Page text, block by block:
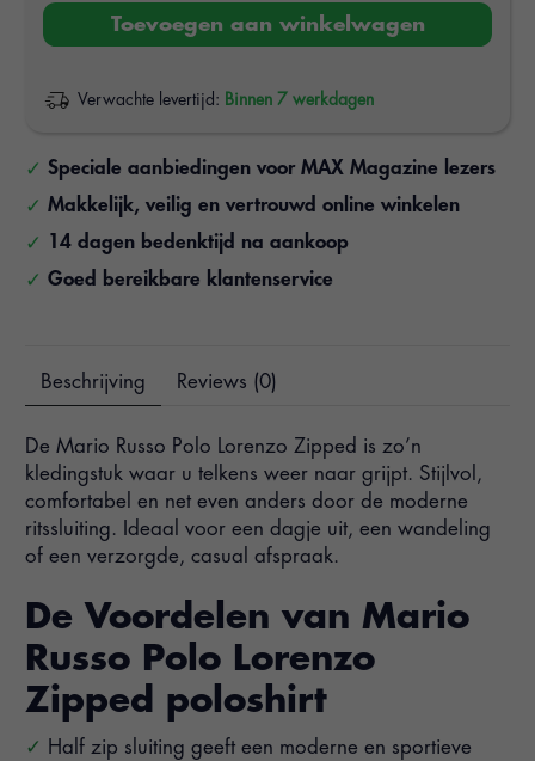
Toevoegen aan winkelwagen
Verwachte levertijd: Binnen 7 werkdagen
Speciale aanbiedingen voor MAX Magazine lezers
Makkelijk, veilig en vertrouwd online winkelen
14 dagen bedenktijd na aankoop
Goed bereikbare klantenservice
Beschrijving Reviews (0)
De Mario Russo Polo Lorenzo Zipped is zo’n
kledingstuk waar u telkens weer naar grijpt. Stijlvol,
comfortabel en net even anders door de moderne
ritssluiting. Ideaal voor een dagje uit, een wandeling
of een verzorgde, casual afspraak.
De Voordelen van Mario
Russo Polo Lorenzo
Zipped poloshirt
Half zip sluiting geeft een moderne en sportieve